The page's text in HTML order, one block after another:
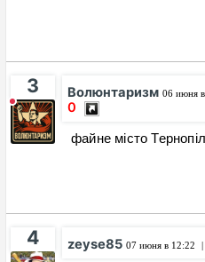
3 Волюнтаризм 06 июня
0
файне мiсто
4 zeyse85 07 июня в 12:22